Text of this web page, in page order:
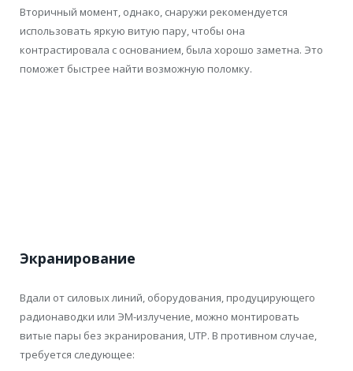
Вторичный момент, однако, снаружи рекомендуется
использовать яркую витую пару, чтобы она
контрастировала с основанием, была хорошо заметна. Это
поможет быстрее найти возможную поломку.
Экранирование
Вдали от силовых линий, оборудования, продуцирующего
радионаводки или ЭМ-излучение, можно монтировать
витые пары без экранирования, UTP. В противном случае,
требуется следующее: